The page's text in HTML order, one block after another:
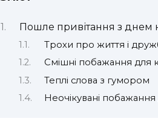
Пошле привітання з днем
Трохи про життя і
Смішні побажання для
Теплі слова з гумором
Неочікувані